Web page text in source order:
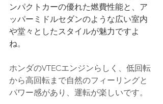
ンパクトカーの優れた燃費性能と、ア
ッパーミドルセダンのような広い室内
や堂々としたスタイルが魅力ですよ
ね。
ホンダのVTECエンジンらしく、低回転
から高回転まで自然のフィーリングと
パワー感があり、運転が楽しいです。